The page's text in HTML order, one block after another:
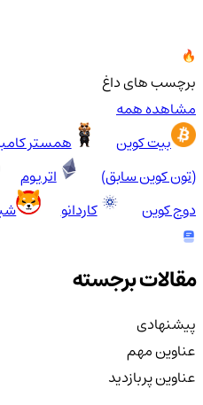
برچسب های داغ
مشاهده همه
بیت کوین
همستر
(تون کوین سابق)
اتریوم
دوج کوین
کاردانو
مقالات برجسته
پیشنهادی
عناوین مهم
عناوین پربازدید